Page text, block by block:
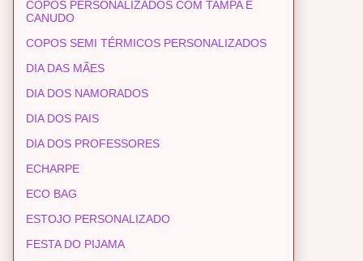
COPOS PERSONALIZADOS COM TAMPA E
CANUDO
COPOS SEMI TÉRMICOS PERSONALIZADOS
DIA DAS MÃES
DIA DOS NAMORADOS
DIA DOS PAIS
DIA DOS PROFESSORES
ECHARPE
ECO BAG
ESTOJO PERSONALIZADO
FESTA DO PIJAMA